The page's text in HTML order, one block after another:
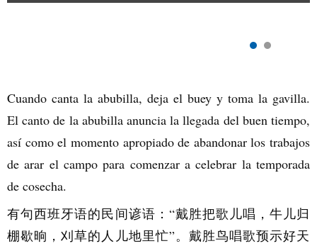
Cuando canta la abubilla, deja el buey y toma la gavilla.
El canto de la abubilla anuncia la llegada del buen tiempo,
así como el momento apropiado de abandonar los trabajos
de arar el campo para comenzar a celebrar la temporada
de cosecha.
有句西班牙语的民间谚语：“戴胜把歌儿唱，牛儿归
棚歇晌，刈草的人儿地里忙”。戴胜鸟唱歌预示好天